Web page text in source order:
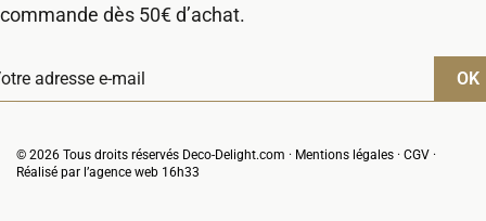
commande dès 50€ d’achat.
© 2026 Tous droits réservés Deco-Delight.com · Mentions légales · CGV ·
Réalisé par l’agence web 16h33